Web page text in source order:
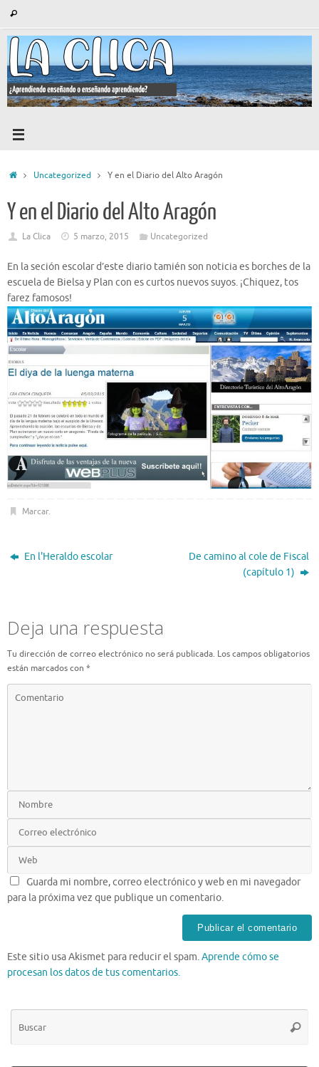
contenido
Buscar
InicioUncategorized Y en el Diario del Alto Aragón
Y en el Diario del Alto Aragón
La Clica 5 marzo, 2015 Uncategorized
En la seción escolar d’este diario tamién son noticia es borches de la
escuela de Bielsa y Plan con es curtos nuevos suyos. ¡Chiquez, tos
farez famosos!
Marcar.
En l'Heraldo escolar
De camino al cole de Fiscal
(capítulo 1)
Deja una respuesta
Tu dirección de correo electrónico no será publicada. Los campos obligatorios
están marcados con *
Guarda mi nombre, correo electrónico y web en mi navegador
para la próxima vez que publique un comentario.
Este sitio usa Akismet para reducir el spam.Aprende cómo se
procesan los datos de tus comentarios.